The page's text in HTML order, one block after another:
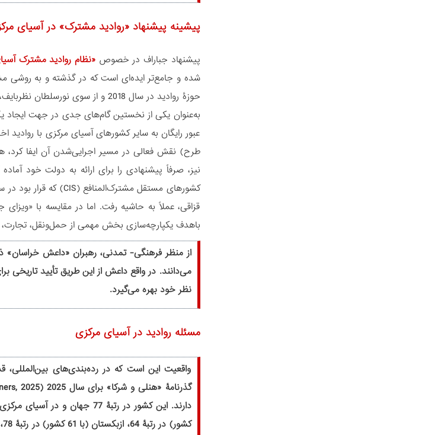
پیشینه پیشنهاد «روادید مشترک» در آسیای
پیشنهاد جباراف در خصوص «نظام روادید مشترک
شده و جامع‌تر ایده‌ای است که در گذشته و به روشی
حوزۀ روادید در سال 2018 و از سوی نورسلطان نظربایف، رئیس‌جمهور پیشین قزاقستان تحت عنوان
به‌عنوان یکی از نخستین گام‌های جدی در جهت ایجاد
عبور رایگان به سایر کشورهای آسیای مرکزی با
طرح) نقش فعالی در مسیر اجرایی‌شدن آن ایفا
نیز، صرفاً پیشنهادی را برای ارائه به دولت خود
قزاقی، عملاً به حاشیه رفت. اما در مقایسه با
باهدف یکپارچه‌سازی بخش مهمی از حمل‌ونقل،
از منظر فرهنگی- تمدنی، رهبران «داعش خراسان»
می‏‌دانند. در واقع داعش از این طریق تأیید
نظر خود بهره می‏‌گیرد.
مسئله روادید در آسیای مرکزی
واقعیت این است که در رده‌بندی‌های